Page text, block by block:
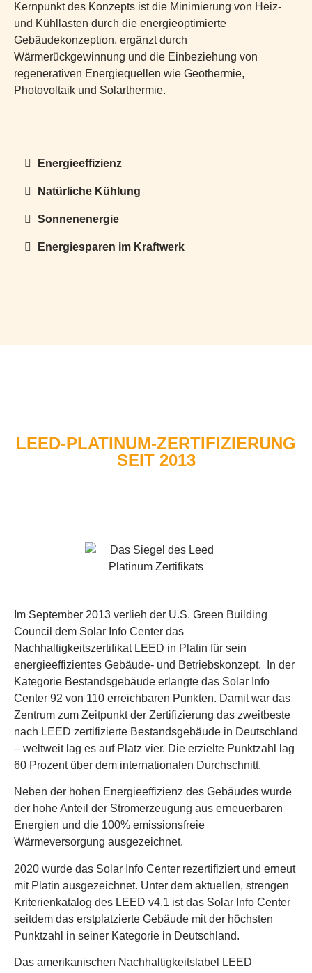
Kernpunkt des Konzepts ist die Minimierung von Heiz-
und Kühllasten durch die energieoptimierte
Gebäudekonzeption, ergänzt durch
Wärmerückgewinnung und die Einbeziehung von
regenerativen Energiequellen wie Geothermie,
Photovoltaik und Solarthermie.
Energieeffizienz
Natürliche Kühlung
Sonnenenergie
Energiesparen im Kraftwerk
LEED-PLATINUM-ZERTIFIZIERUNG
SEIT 2013
Im September 2013 verlieh der U.S. Green Building
Council dem Solar Info Center das
Nachhaltigkeitszertifikat LEED in Platin für sein
energieeffizientes Gebäude- und Betriebskonzept. In der
Kategorie Bestandsgebäude erlangte das Solar Info
Center 92 von 110 erreichbaren Punkten. Damit war das
Zentrum zum Zeitpunkt der Zertifizierung das zweitbeste
nach LEED zertifizierte Bestandsgebäude in Deutschland
– weltweit lag es auf Platz vier. Die erzielte Punktzahl lag
60 Prozent über dem internationalen Durchschnitt.
Neben der hohen Energieeffizienz des Gebäudes wurde
der hohe Anteil der Stromerzeugung aus erneuerbaren
Energien und die 100% emissionsfreie
Wärmeversorgung ausgezeichnet.
2020 wurde das Solar Info Center rezertifiziert und erneut
mit Platin ausgezeichnet. Unter dem aktuellen, strengen
Kriterienkatalog des LEED v4.1 ist das Solar Info Center
seitdem das erstplatzierte Gebäude mit der höchsten
Punktzahl in seiner Kategorie in Deutschland.
Das amerikanischen Nachhaltigkeitslabel LEED